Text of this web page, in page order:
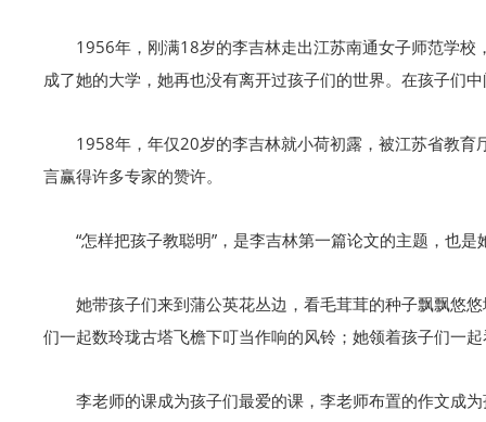
1956年，刚满18岁的李吉林走出江苏南通女子师范学
成了她的大学，她再也没有离开过孩子们的世界。在孩子们
1958年，年仅20岁的李吉林就小荷初露，被江苏省教
言赢得许多专家的赞许。
“怎样把孩子教聪明”，是李吉林第一篇论文的主题，也
她带孩子们来到蒲公英花丛边，看毛茸茸的种子飘飘悠
们一起数玲珑古塔飞檐下叮当作响的风铃；她领着孩子们一
李老师的课成为孩子们最爱的课，李老师布置的作文成